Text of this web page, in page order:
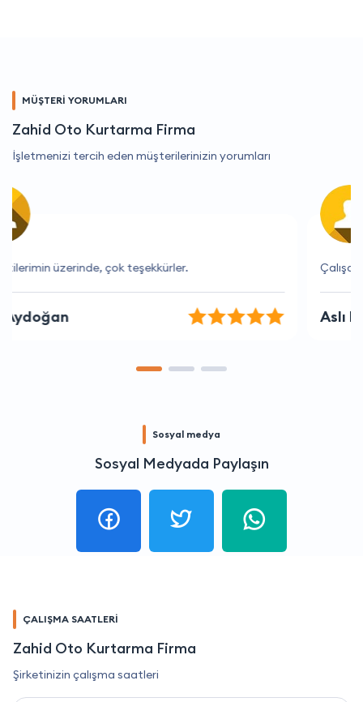
MÜŞTERİ YORUMLARI
Zahid Oto Kurtarma Firma
İşletmenizi tercih eden müşterilerinizin yorumları
Çalışanları her zaman yardımcı oluyor.
Aslı Ersoy
Sosyal medya
Sosyal Medyada Paylaşın
ÇALIŞMA SAATLERİ
Zahid Oto Kurtarma Firma
Şirketinizin çalışma saatleri